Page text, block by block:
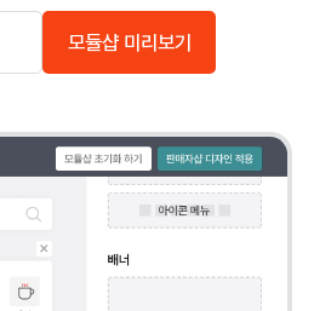
모듈샵 미리보기